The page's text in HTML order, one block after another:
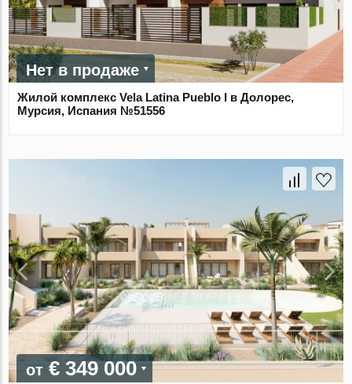
Нет в продаже
Жилой комплекс Vela Latina Pueblo I в Долорес,
Мурсия, Испания №51556
от € 349 000